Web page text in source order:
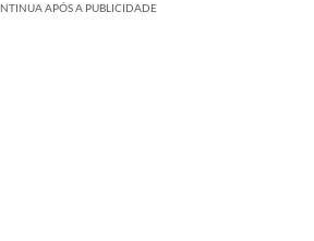
APÓS A PUBLICIDADE